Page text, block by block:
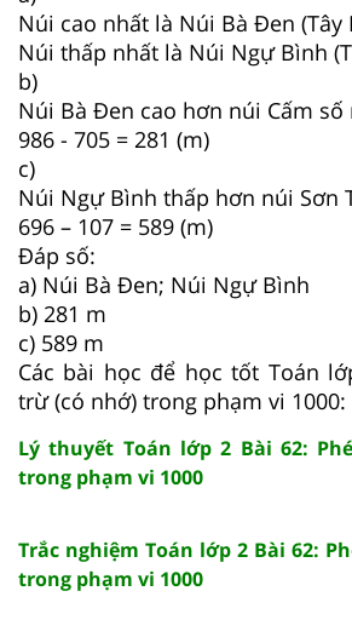
Núi cao nhất là Núi Bà Đen (Tây
Núi thấp nhất là Núi Ngự Bình
b)
Núi Bà Đen cao hơn núi Cấm số
986 - 705 = 281 (m)
c)
Núi Ngự Bình thấp hơn núi Sơn
696 – 107 = 589 (m)
Đáp số:
a) Núi Bà Đen; Núi Ngự Bình
b) 281 m
c) 589 m
Các bài học để học tốt Toán
trừ (có nhớ) trong phạm vi 1000:
Lý thuyết Toán lớp 2 Bài 62:
trong phạm vi 1000
Trắc nghiệm Toán lớp 2 Bài 62:
trong phạm vi 1000